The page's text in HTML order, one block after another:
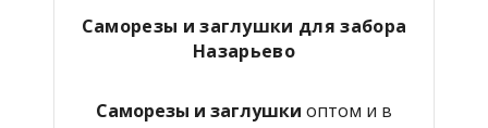
Саморезы и заглушки для забора
Назарьево
Саморезы и заглушки оптом и в